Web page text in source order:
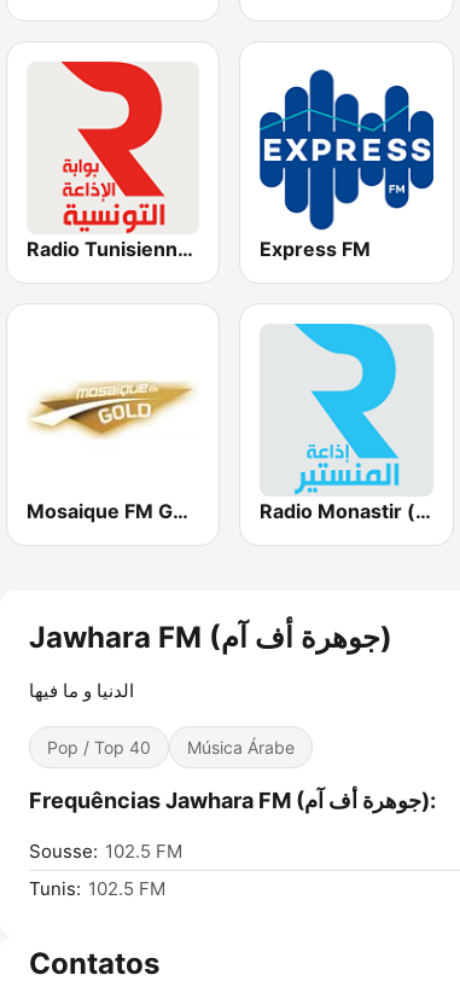
Radio Tunisienne (الإذاعة الوطنية) Express FM
Mosaique FM Gold - (موزاييك إف إم) Radio Monastir (إذاعة المنستير)
Jawhara FM (جوهرة أف آم)
الدنيا و ما فيها
Pop / Top 40 Música Árabe
Frequências Jawhara FM (جوهرة أف آم):
Sousse: 102.5 FM
Tunis: 102.5 FM
Contatos